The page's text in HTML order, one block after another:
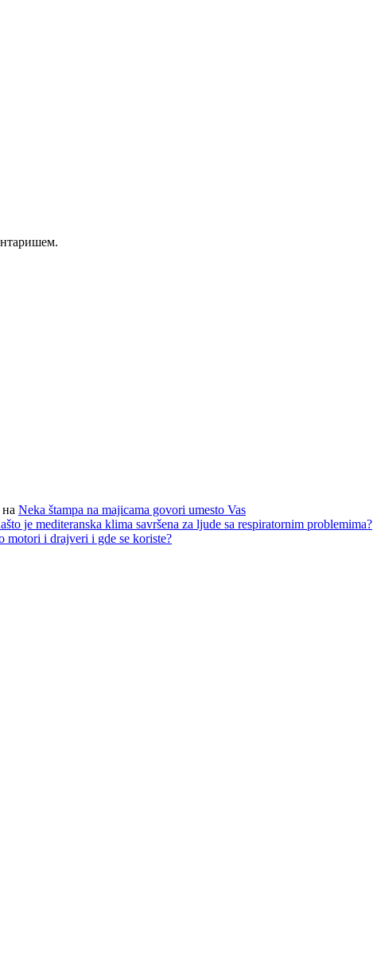
на Neka štampa na majicama govori umesto Vas
je mediteranska klima savršena za ljude sa respiratornim problemima?
motori i drajveri i gde se koriste?